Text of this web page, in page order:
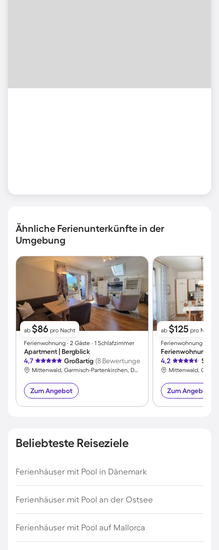
Ähnliche Ferienunterkünfte in der
Umgebung
ab $86 pro Nacht
Ferienwohnung ∙ 2 Gäste ∙ 1 Schlafzimmer
Apartment | Bergblick
4,7
Großartig (8 Bewertungen)
Mittenwald, Garmisch-Partenkirchen, Deutschland
Zum Angebot
ab $125 pro Nacht
Ferienwohnung ∙ 2
Ferienwohnung
4,2
Sehr
Zum Angebot
Beliebteste Reiseziele
Ferienhäuser mit Pool in Dänemark
Ferienhäuser mit Pool an der Ostsee
Ferienhäuser mit Pool auf Mallorca